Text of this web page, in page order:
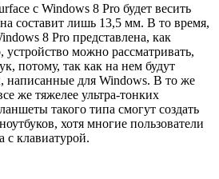
с Windows 8 Pro будет весить
составит лишь 13,5 мм. В то время,
8 Pro представлена, как
можно рассматривать,
потому, так как на нем будут
написанные для Windows. В то же
же тяжелее ультра-тонких
такого типа смогут создать
хотя многие пользователи
с клавиатурой.